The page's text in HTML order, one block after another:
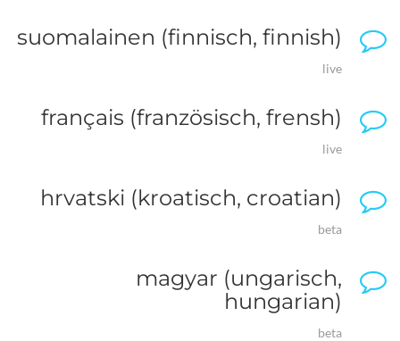
suomalainen (finnisch, finnish)
live
français (französisch, frensh)
live
hrvatski (kroatisch, croatian)
beta
magyar (ungarisch,
hungarian)
beta